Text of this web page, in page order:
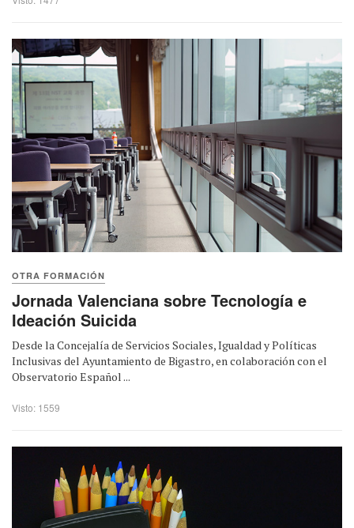
OTRA FORMACIÓN
Jornada Valenciana sobre Tecnología e
Ideación Suicida
Desde la Concejalía de Servicios Sociales, Igualdad y Políticas
Inclusivas del Ayuntamiento de Bigastro, en colaboración con el
Observatorio Español ...
Visto: 1559